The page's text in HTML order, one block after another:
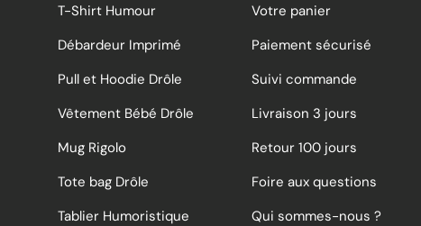
T-Shirt Humour
Débardeur Imprimé
Pull et Hoodie Drôle
Vêtement Bébé Drôle
Mug Rigolo
Tote bag Drôle
Tablier Humoristique
Votre panier
Paiement sécurisé
Suivi commande
Livraison 3 jours
Retour 100 jours
Foire aux questions
Qui sommes-nous ?